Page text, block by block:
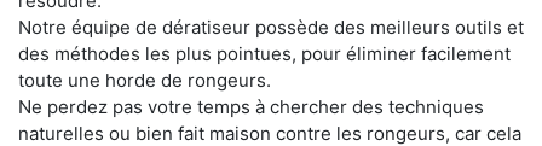
Notre équipe de dératiseur possède des meilleurs outils et
des méthodes les plus pointues, pour éliminer facilement
toute une horde de rongeurs.
Ne perdez pas votre temps à chercher des techniques
naturelles ou bien fait maison contre les rongeurs, car cela